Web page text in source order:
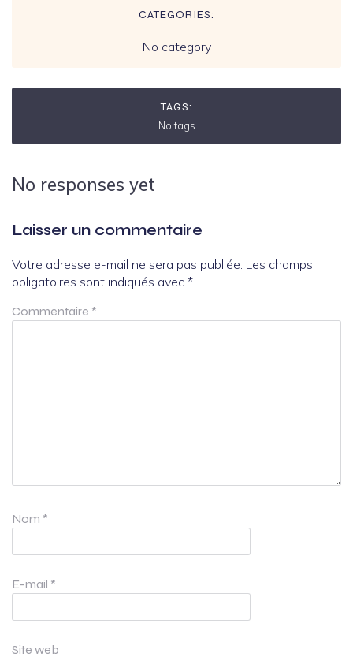
CATEGORIES:
No category
TAGS:
No tags
No responses yet
Laisser un commentaire
Votre adresse e-mail ne sera pas publiée. Les champs
obligatoires sont indiqués avec *
Commentaire *
Nom *
E-mail *
Site web